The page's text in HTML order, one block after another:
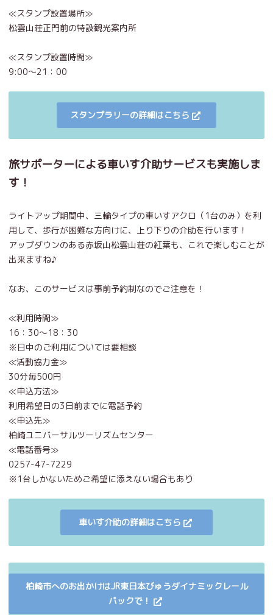
≪スタンプ設置場所≫
松雲山荘正門前の特設観光案内所
≪スタンプ設置時間≫
9:00～21：00
スタンプラリーの詳細はこちら
旅サポーターによる車いす介助サービスも実施しま
す！
ライトアップ期間中、三輪タイプの車いすアクロ（1台のみ）を利
用して、歩行が困難な方向けに、上り下りの介助を行います！
アップダウンのある赤坂山松雲山荘の紅葉も、これで楽しむことが
出来ますね♪
なお、このサービスは事前予約制なのでご注意を！
≪利用時間≫
16：30～18：30
※日中のご利用については要相談
≪活動協力金≫
30分毎500円
≪申込方法≫
利用希望日の3日前までに電話予約
≪申込先≫
柏崎ユニバーサルツーリズムセンター
≪電話番号≫
0257-47-7229
※1台しかないためご希望に添えない場合もあり
車いす介助の詳細はこちら
柏崎市へのお出かけはJR東日本びゅうダイナミックレール
パックで！